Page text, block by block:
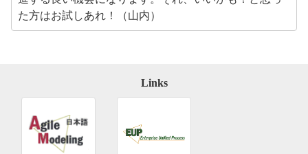
た方はお試しあれ！（山内）
Links